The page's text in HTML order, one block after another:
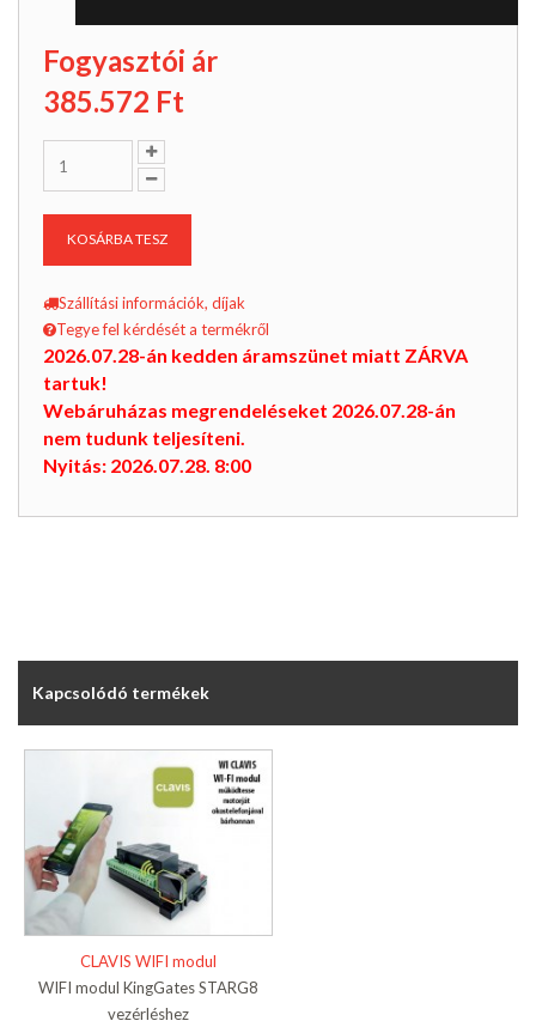
Fogyasztói ár
385.572 Ft
KOSÁRBA TESZ
Szállítási információk, díjak
Tegye fel kérdését a termékről
2026.07.28-án kedden áramszünet miatt ZÁRVA
tartuk!
Webáruházas megrendeléseket 2026.07.28-án
nem tudunk teljesíteni.
Nyitás: 2026.07.28. 8:00
Kapcsolódó termékek
CLAVIS WIFI modul
WIFI modul KingGates STARG8
vezérléshez